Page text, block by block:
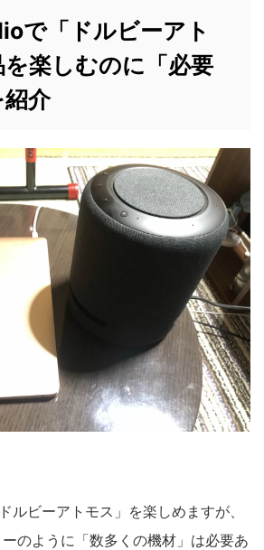
で「ドルビーアト
楽しむのに「必要
介
ビーアトモス」を楽しめますが、
のように「数多くの機材」は必要あ